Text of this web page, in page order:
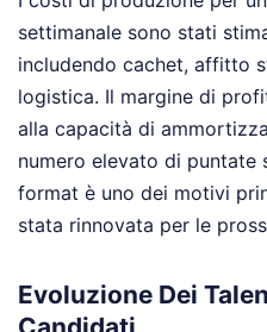
settimanale sono stati
includendo cachet, affitto
logistica. Il margine di
alla capacità di
numero elevato di puntate
format è uno dei motivi
stata rinnovata per le
Evoluzione Dei